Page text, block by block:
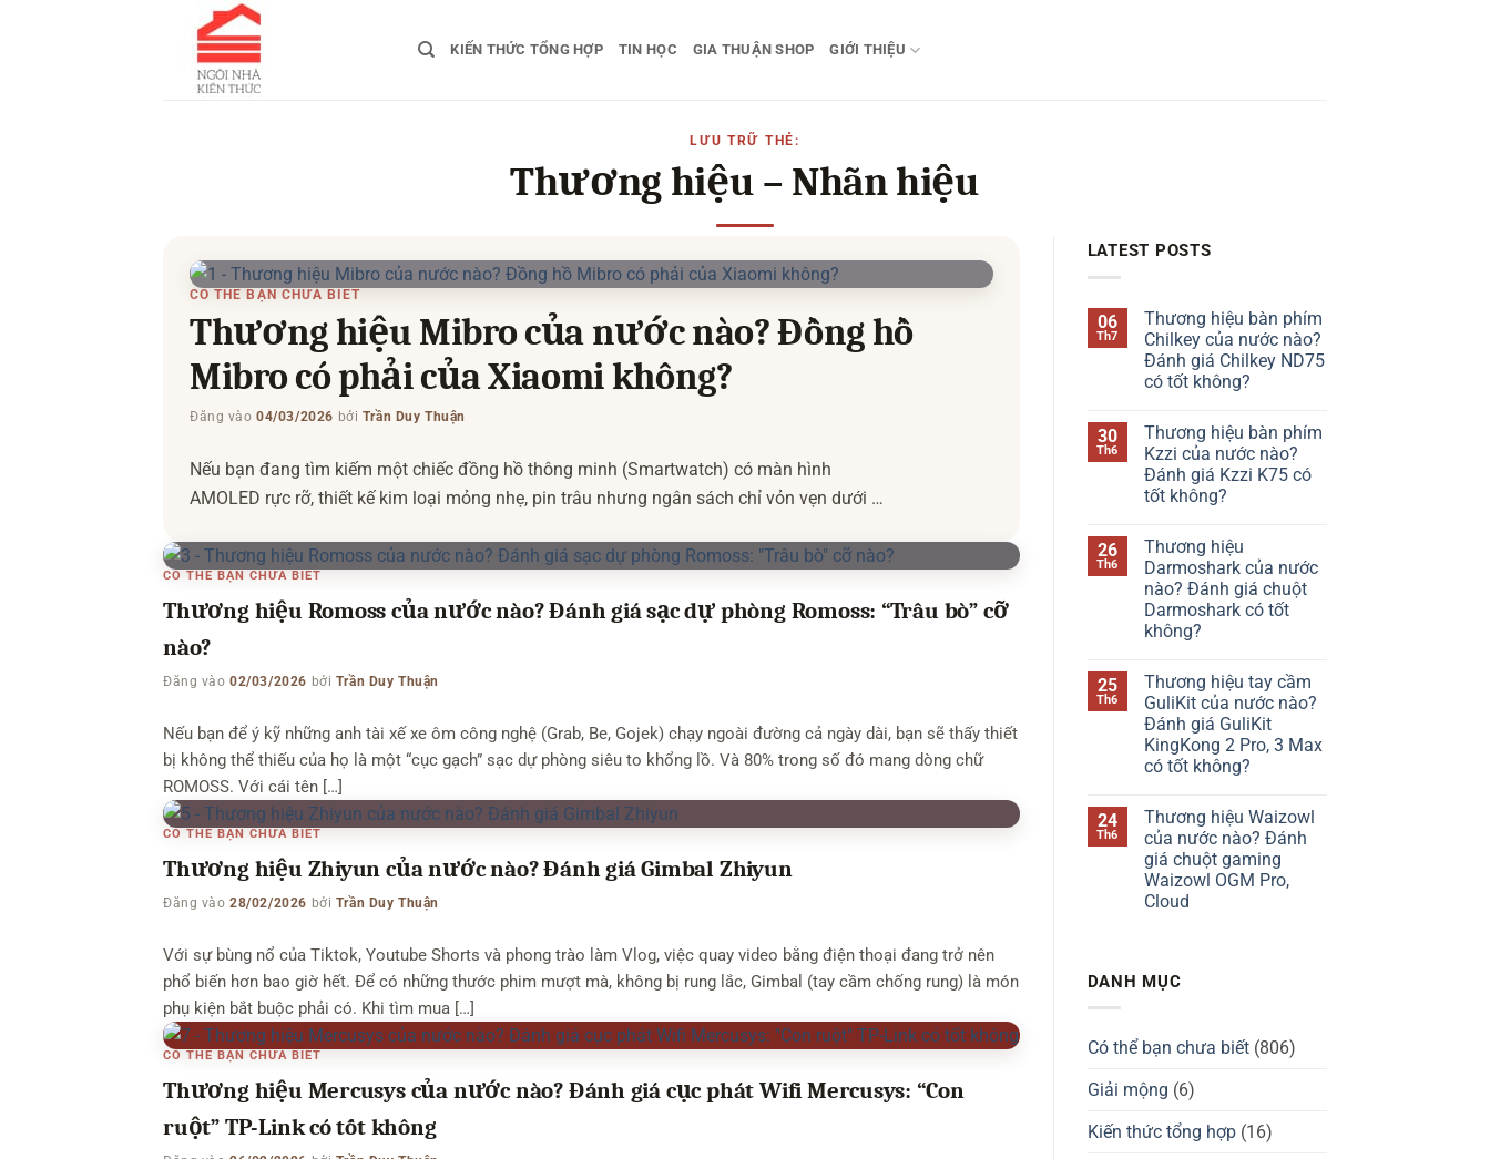
KIẾN THỨC TỔNG HỢP TIN HỌC GIA THUẬN SHOP GIỚI THIỆU
LƯU TRỮ THẺ:
Thương hiệu – Nhãn hiệu
CÓ THỂ BẠN CHƯA BIẾT
Thương hiệu Mibro của nước nào? Đồng hồ
Mibro có phải của Xiaomi không?
Đăng vào04/03/2026 bởi Trần Duy Thuận
Nếu bạn đang tìm kiếm một chiếc đồng hồ thông minh (Smartwatch) có màn hình
AMOLED rực rỡ, thiết kế kim loại mỏng nhẹ, pin trâu nhưng ngân sách chỉ vỏn vẹn dưới 1
Mibro A1). Kèm […]
CÓ THỂ BẠN CHƯA BIẾT
Thương hiệu Romoss của nước nào? Đánh giá sạc dự phòng Romoss: “Trâu bò” cỡ
nào?
Đăng vào02/03/2026 bởi Trần Duy Thuận
Nếu bạn để ý kỹ những anh tài xế xe ôm công nghệ (Grab, Be, Gojek) chạy ngoài đường cả ngày dài, bạn sẽ thấy thiết
bị không thể thiếu của họ là một “cục gạch” sạc dự phòng siêu to khổng lồ. Và 80% trong số đó mang dòng chữ
ROMOSS. Với cái tên […]
CÓ THỂ BẠN CHƯA BIẾT
Thương hiệu Zhiyun của nước nào? Đánh giá Gimbal Zhiyun
Đăng vào28/02/2026 bởi Trần Duy Thuận
Với sự bùng nổ của Tiktok, Youtube Shorts và phong trào làm Vlog, việc quay video bằng điện thoại đang trở nên
phổ biến hơn bao giờ hết. Để có những thước phim mượt mà, không bị rung lắc, Gimbal (tay cầm chống rung) là món
phụ kiện bắt buộc phải có. Khi tìm mua […]
CÓ THỂ BẠN CHƯA BIẾT
Thương hiệu Mercusys của nước nào? Đánh giá cục phát Wifi Mercusys: “Con
ruột” TP-Link có tốt không
LATEST POSTS
06
Th7
Thương hiệu bàn phím
Chilkey của nước nào?
Đánh giá Chilkey ND75
có tốt không?
bình
luận
ở
Thương
hiệu
bàn
của
nước
nào?
Đánh
giá
Chilkey
ND75
không?
30
Th6
Thương hiệu bàn phím
Kzzi của nước nào?
Đánh giá Kzzi K75 có
tốt không?
bình
luận
ở
Thương
hiệu
bàn
phím
nước
nào?
Đánh
giá
Kzzi
K75
có
tốt
26
Th6
Thương hiệu
Darmoshark của nước
nào? Đánh giá chuột
Darmoshark có tốt
không?
bình
luận
ở
Thương
hiệu
Darmoshark
của
Đánh
giá
chuột
Darmoshark
có
tốt
không?
25
Th6
Thương hiệu tay cầm
GuliKit của nước nào?
Đánh giá GuliKit
KingKong 2 Pro, 3 Max
có tốt không?
bình
luận
ở
Thương
hiệu
tay
cầm
Đánh
giá
Pro,
có
24
Th6
Thương hiệu Waizowl
của nước nào? Đánh
giá chuột gaming
Waizowl OGM Pro,
Cloud
ở
Thương
của
nước
Đánh
giá
gaming
Waizowl
DANH MỤC
Có thể bạn chưa biết(806)
Giải mộng (6)
Kiến thức tổng hợp(16)